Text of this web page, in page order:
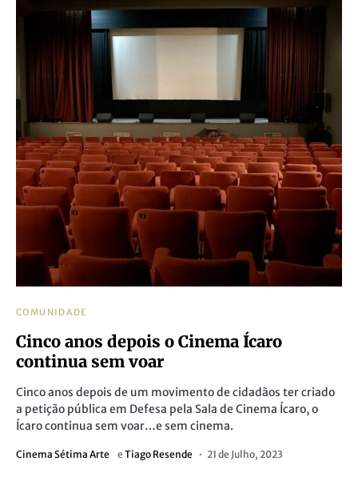
COMUNIDADE
Cinco anos depois o Cinema Ícaro
continua sem voar
Cinco anos depois de um movimento de cidadãos ter criado
a petição pública em Defesa pela Sala de Cinema Ícaro, o
Ícaro continua sem voar…e sem cinema.
Cinema Sétima Arte e Tiago Resende 21 de Julho, 2023